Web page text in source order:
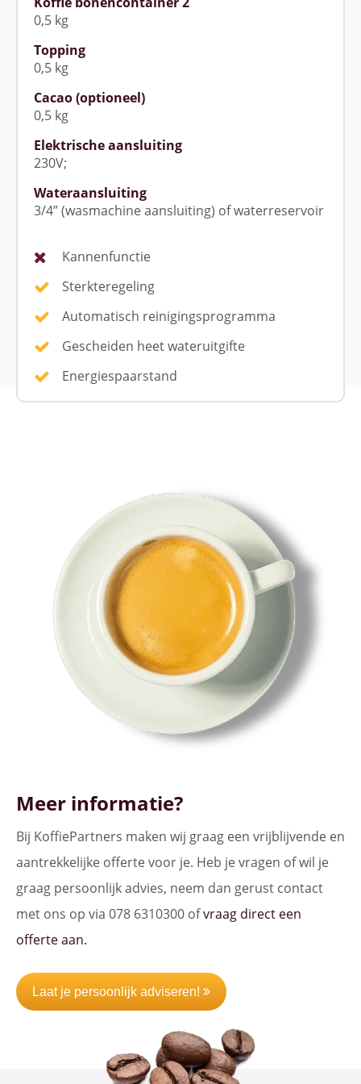
0,5 kg
Topping
0,5 kg
Cacao (optioneel)
0,5 kg
Elektrische aansluiting
230V;
Wateraansluiting
3/4” (wasmachine aansluiting) of waterreservoir
Kannenfunctie
Sterkteregeling
Automatisch reinigingsprogramma
Gescheiden heet wateruitgifte
Energiespaarstand
Meer informatie?
Bij KoffiePartners maken wij graag een vrijblijvende en
aantrekkelijke offerte voor je. Heb je vragen of wil je
graag persoonlijk advies, neem dan gerust contact
met ons op via 078 6310300 ofvraag direct een
offerte aan.
Laat je persoonlijk adviseren!